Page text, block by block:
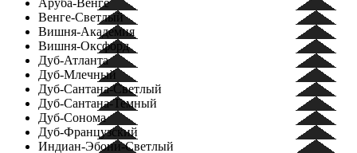
Аруба-Венге
Венге-Светлый
Вишня-Академия
Вишня-Оксфорд
Дуб-Атланта
Дуб-Млечный
Дуб-Сантана-Светлый
Дуб-Сантана-Темный
Дуб-Сонома
Дуб-Французский
Индиан-Эбони-Светлый